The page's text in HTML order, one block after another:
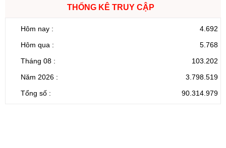
THỐNG KÊ TRUY CẬP
Hôm nay :
4.692
Hôm qua :
5.768
Tháng 08 :
103.202
Năm 2026 :
3.798.519
Tổng số :
90.314.979